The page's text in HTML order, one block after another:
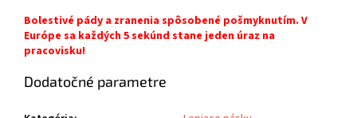
Bolestivé pády a zranenia spôsobené pošmyknutím. V
Európe sa každých 5 sekúnd stane jeden úraz na
pracovisku!
Dodatočné parametre